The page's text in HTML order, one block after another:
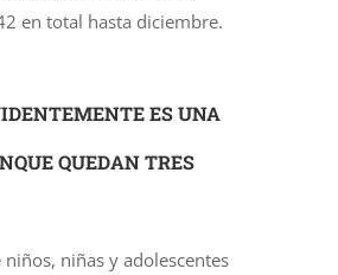
en total hasta diciembre.
ES UNA
QUEDAN TRES
niñas y adolescentes